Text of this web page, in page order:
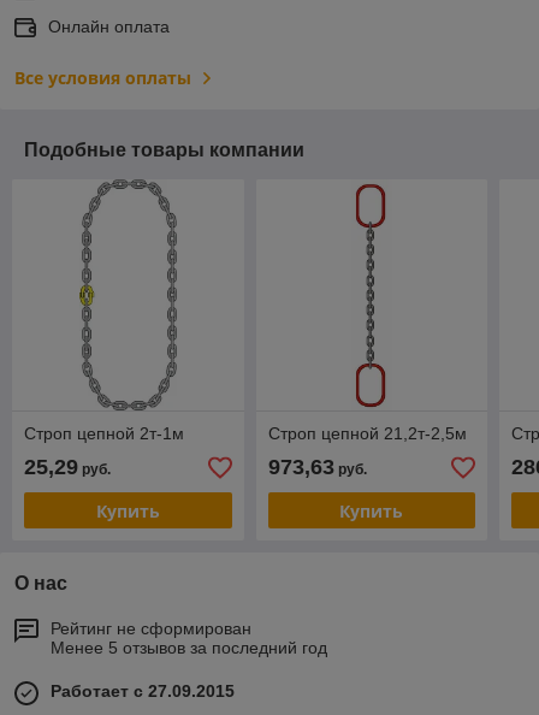
Онлайн оплата
Все условия оплаты
Подобные товары компании
Строп цепной 2т-1м
25,29 руб.
Купить
Строп цепной 21,2т-2,5м
973,63руб.
Купить
О нас
Рейтинг не сформирован
Менее 5 отзывов за последний год
Работает с 27.09.2015